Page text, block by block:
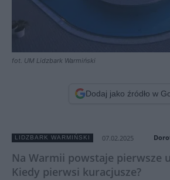
fot. UM Lidzbark Warmiński
Dodaj jako źródło w
LIDZBARK WARMIŃSKI 07.02.2025
Na Warmii powstaje pierwsze
Kiedy pierwsi kuracjusze?